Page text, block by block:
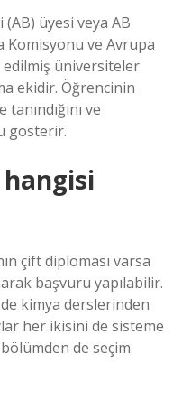
üyesi veya AB
Komisyonu ve Avrupa
edilmiş üniversiteler
ekidir. Öğrencinin
ve
gösterir.
çift diploması varsa
başvuru yapılabilir.
kimya derslerinden
her ikisini de sisteme
de seçim